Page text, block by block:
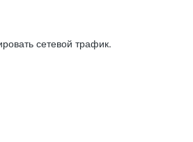
сетевой трафик.